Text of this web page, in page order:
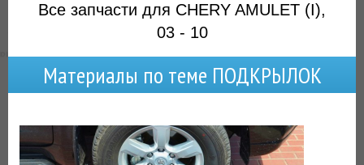
Все запчасти для CHERY AMULET (I),
03 - 10
Материалы по теме ПОДКРЫЛОК